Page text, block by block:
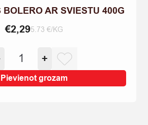
AR SVIESTU 400G
€2,295.73 €/KG
MARGARĪNS
BOLERO
AR
SVIESTU
+
Pievienot grozam